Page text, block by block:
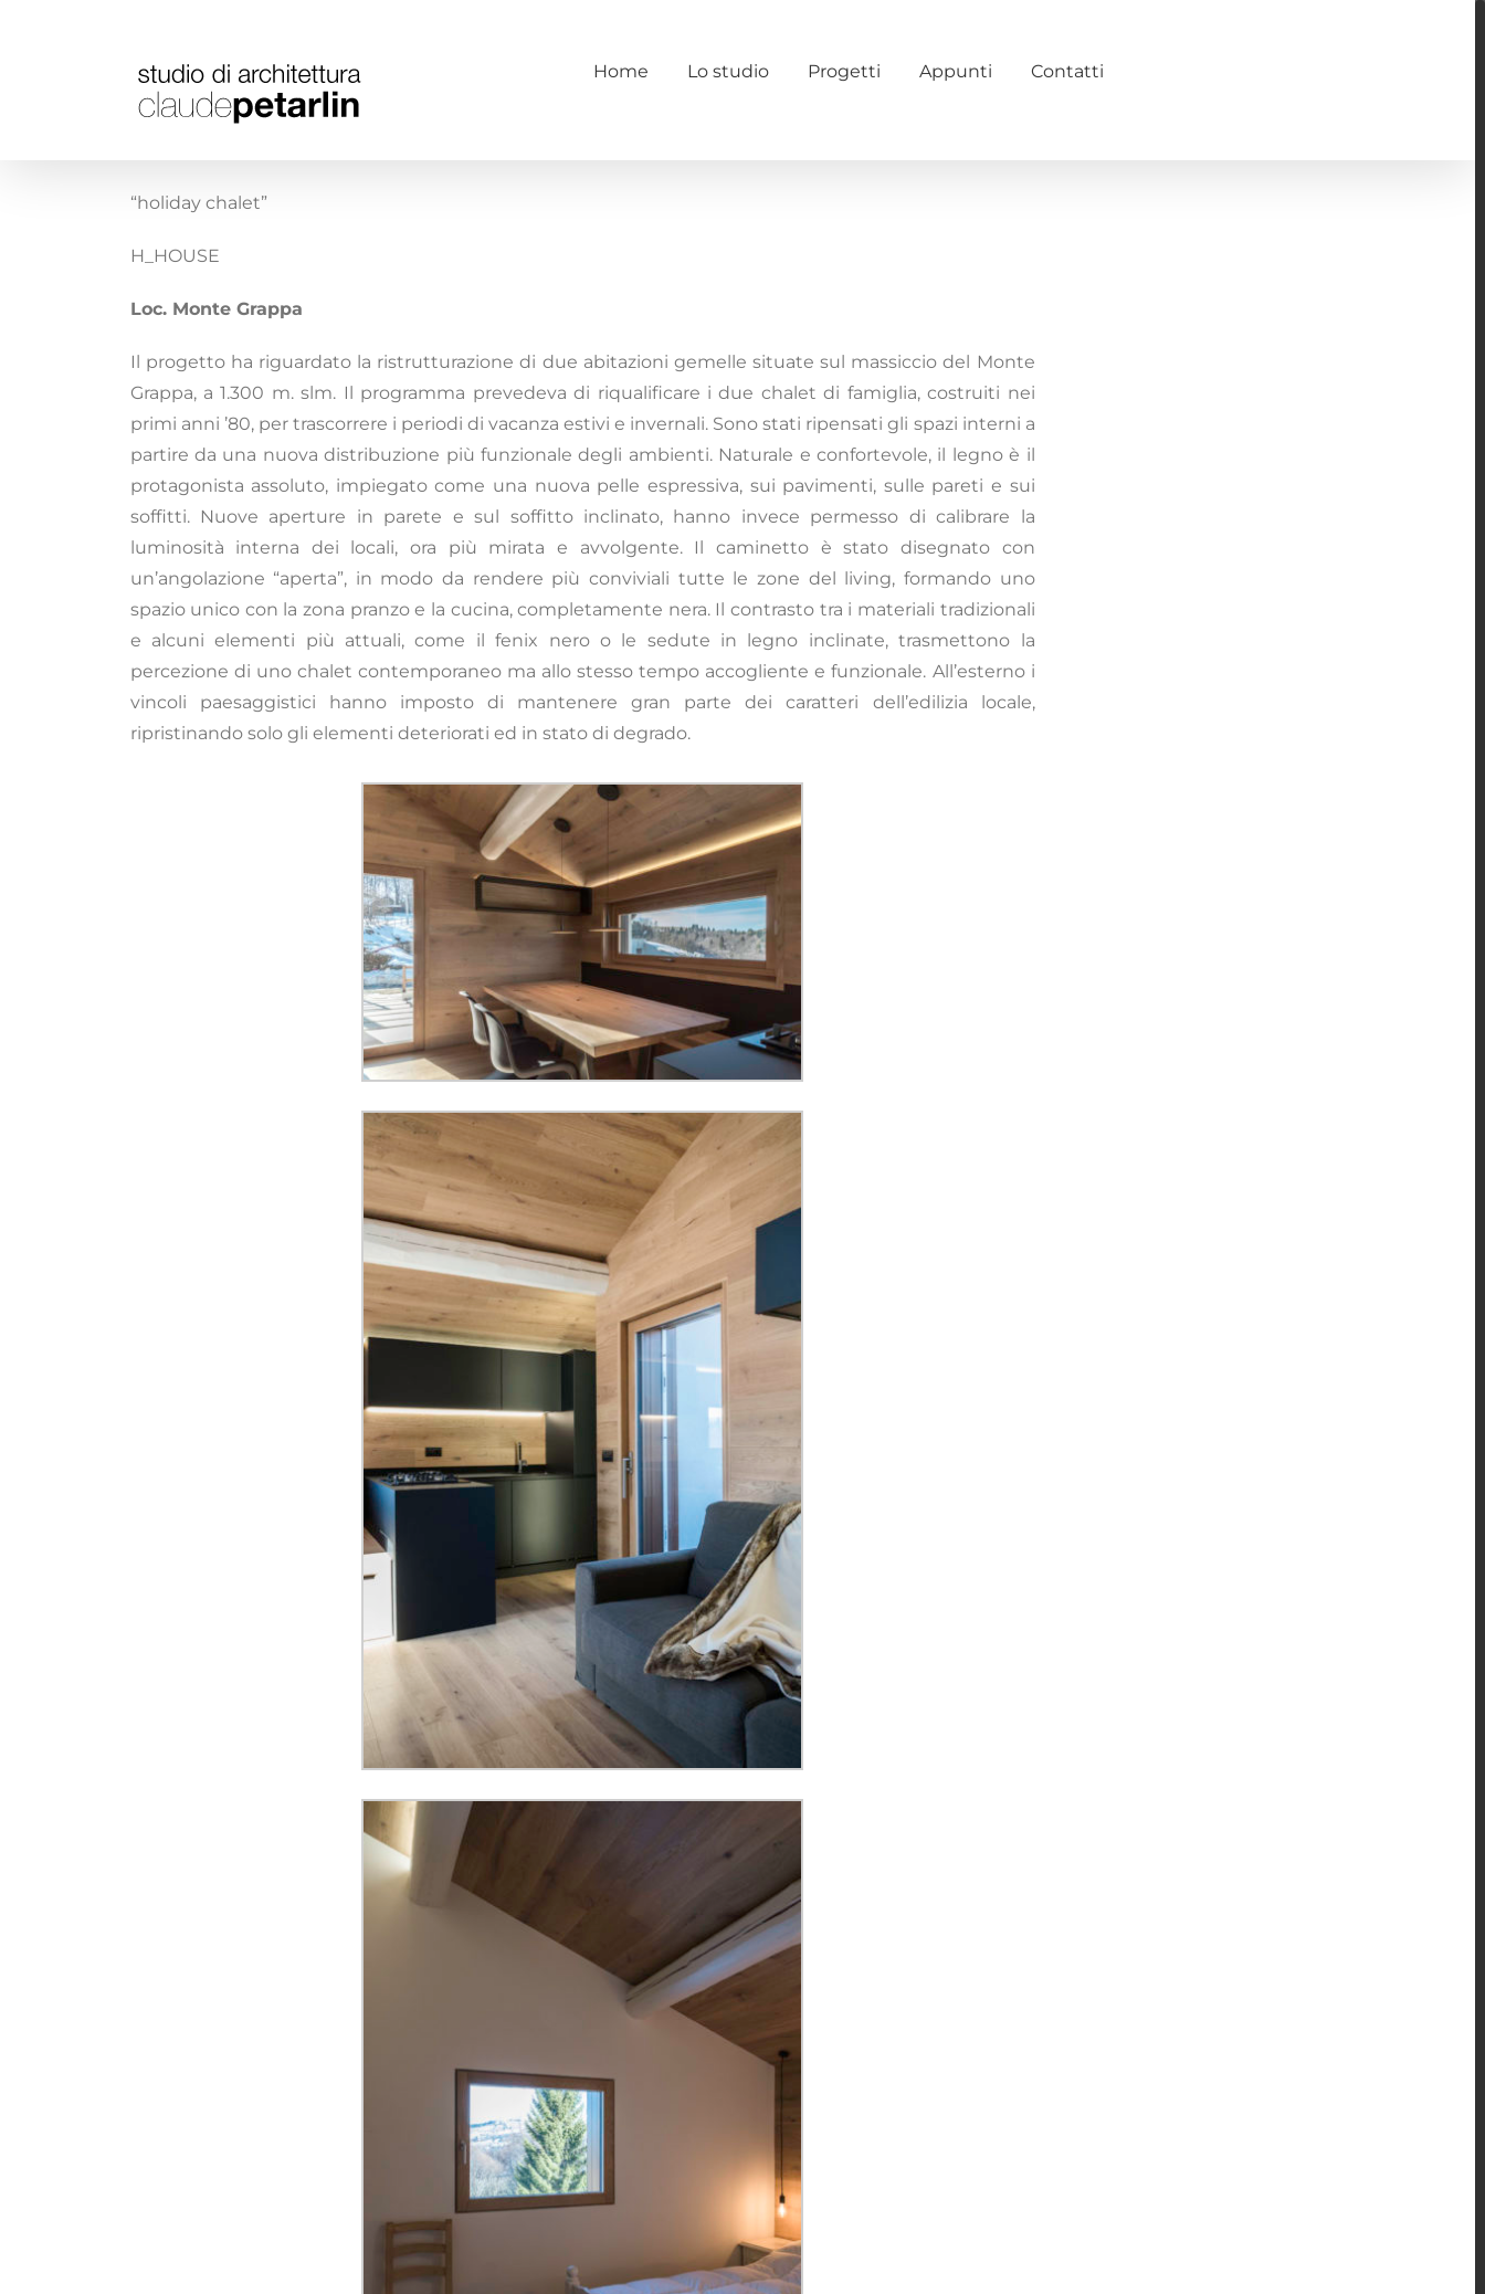
Home Lo studio Progetti Appunti Contatti
“holiday chalet”
H_HOUSE
Loc. Monte Grappa
Il progetto ha riguardato la ristrutturazione di due abitazioni gemelle situate sul massiccio del Monte
Grappa, a 1.300 m. slm. Il programma prevedeva di riqualificare i due chalet di famiglia, costruiti nei
primi anni ’80, per trascorrere i periodi di vacanza estivi e invernali. Sono stati ripensati gli spazi interni a
partire da una nuova distribuzione più funzionale degli ambienti. Naturale e confortevole, il legno è il
protagonista assoluto, impiegato come una nuova pelle espressiva, sui pavimenti, sulle pareti e sui
soffitti. Nuove aperture in parete e sul soffitto inclinato, hanno invece permesso di calibrare la
luminosità interna dei locali, ora più mirata e avvolgente. Il caminetto è stato disegnato con
un’angolazione “aperta”, in modo da rendere più conviviali tutte le zone del living, formando uno
spazio unico con la zona pranzo e la cucina, completamente nera. Il contrasto tra i materiali tradizionali
e alcuni elementi più attuali, come il fenix nero o le sedute in legno inclinate, trasmettono la
percezione di uno chalet contemporaneo ma allo stesso tempo accogliente e funzionale. All’esterno i
vincoli paesaggistici hanno imposto di mantenere gran parte dei caratteri dell’edilizia locale,
ripristinando solo gli elementi deteriorati ed in stato di degrado.